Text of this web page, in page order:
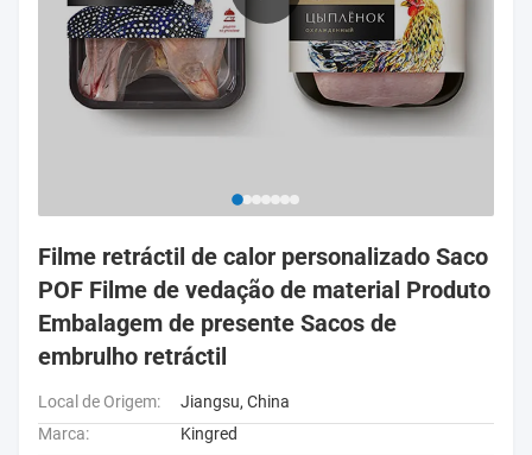
Filme retráctil de calor personalizado Saco
POF Filme de vedação de material Produto
Embalagem de presente Sacos de
embrulho retráctil
Local de Origem:
Jiangsu, China
Marca:
Kingred